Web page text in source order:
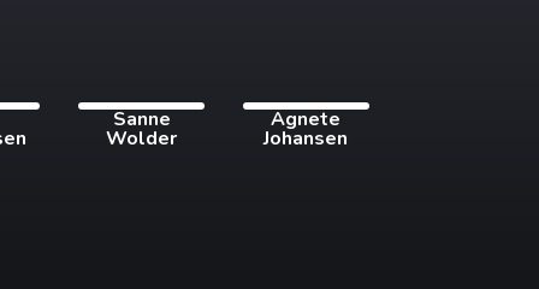
Sanne
Wolder
Agnete
Johansen